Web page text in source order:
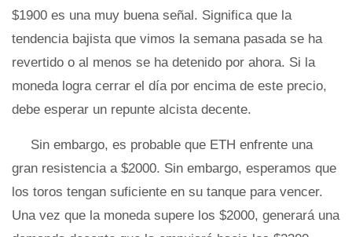
$1900 es una muy buena señal. Significa que la
tendencia bajista que vimos la semana pasada se ha
revertido o al menos se ha detenido por ahora. Si la
moneda logra cerrar el día por encima de este precio,
debe esperar un repunte alcista decente.
Sin embargo, es probable que ETH enfrente una
gran resistencia a $2000. Sin embargo, esperamos que
los toros tengan suficiente en su tanque para vencer.
Una vez que la moneda supere los $2000, generará una